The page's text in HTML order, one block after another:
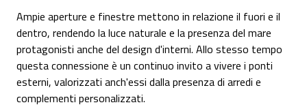
Ampie aperture e finestre mettono in relazione il fuori e il
dentro, rendendo la luce naturale e la presenza del mare
protagonisti anche del design d'interni. Allo stesso tempo
questa connessione è un continuo invito a vivere i ponti
esterni, valorizzati anch'essi dalla presenza di arredi e
complementi personalizzati.